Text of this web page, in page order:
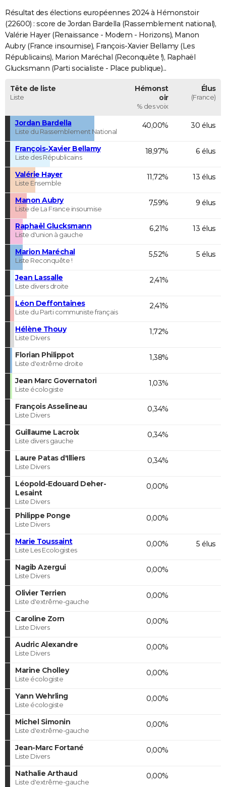
COPAINS D'AVANT
S'inscrire
Se connecter
Lycées
Collèges
Primaires
Universités
Entreprises
Service militaire
Avis de recherche
AVIS DE DÉCÈS
FORUM
Résultat des élections européennes 2024 à Hémonstoir
(22600) : score de Jordan Bardella (Rassemblement national),
Valérie Hayer (Renaissance - Modem - Horizons), Manon
Aubry (France insoumise), François-Xavier Bellamy (Les
Républicains), Marion Maréchal (Reconquête !), Raphaël
Glucksmann (Parti socialiste - Place publique)...
Tête de liste
Liste
Hémonst
oir
% des voix
Élus
(France)
Jordan Bardella
Liste du Rassemblement National
40,00% 30 élus
François-Xavier Bellamy
Liste des Républicains
18,97% 6 élus
Valérie Hayer
Liste Ensemble
11,72% 13 élus
Manon Aubry
Liste de La France insoumise
7,59% 9 élus
Raphaël Glucksmann
Liste d'union à gauche
6,21% 13 élus
Marion Maréchal
Liste Reconquête !
5,52% 5 élus
Jean Lassalle
Liste divers droite
2,41%
Léon Deffontaines
Liste du Parti communiste français
2,41%
Hélène Thouy
Liste Divers
1,72%
Florian Philippot
Liste d'extrême droite
1,38%
Jean Marc Governatori
Liste écologiste
1,03%
François Asselineau
Liste Divers
0,34%
Guillaume Lacroix
Liste divers gauche
0,34%
Laure Patas d'Illiers
Liste Divers
0,34%
Léopold-Edouard Deher-
Lesaint
Liste Divers
0,00%
Philippe Ponge
Liste Divers
0,00%
Marie Toussaint
Liste Les Ecologistes
0,00% 5 élus
Nagib Azergui
Liste Divers
0,00%
Olivier Terrien
Liste d'extrême-gauche
0,00%
Caroline Zorn
Liste Divers
0,00%
Audric Alexandre
Liste Divers
0,00%
Marine Cholley
Liste écologiste
0,00%
Yann Wehrling
Liste écologiste
0,00%
Michel Simonin
Liste d'extrême-gauche
0,00%
Jean-Marc Fortané
Liste Divers
0,00%
Nathalie Arthaud
Liste d'extrême-gauche
0,00%